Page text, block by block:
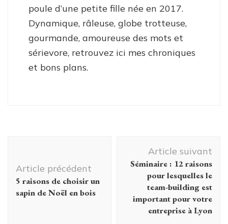
poule d’une petite fille née en 2017.
Dynamique, râleuse, globe trotteuse,
gourmande, amoureuse des mots et
sérievore, retrouvez ici mes chroniques
et bons plans.
Article précédent
5 raisons de choisir un
sapin de Noël en bois
Article suivant
Séminaire : 12 raisons
pour lesquelles le
team-building est
important pour votre
entreprise à Lyon